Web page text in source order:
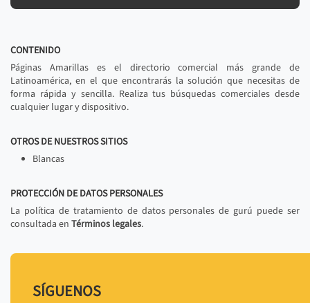
CONTENIDO
Páginas Amarillas es el directorio comercial más grande de
Latinoamérica, en el que encontrarás la solución que necesitas de
forma rápida y sencilla. Realiza tus búsquedas comerciales desde
cualquier lugar y dispositivo.
OTROS DE NUESTROS SITIOS
Blancas
PROTECCIÓN DE DATOS PERSONALES
La política de tratamiento de datos personales de gurú puede ser
consultada en Términos legales.
SÍGUENOS